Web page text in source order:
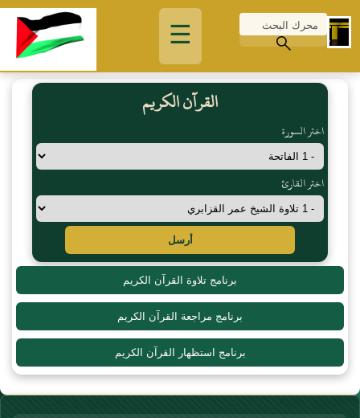
☰
القرآن الكريم
اختر السورة
اختر القارئ
أرسل
برنامج تلاوة القرآن الكريم
برنامج مراجعة القرآن الكريم
برنامج استظهار القرآن الكريم